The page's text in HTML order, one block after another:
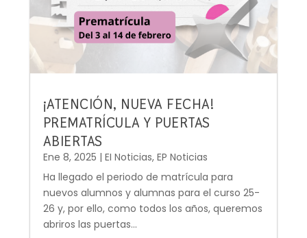
¡ATENCIÓN, NUEVA FECHA!
PREMATRÍCULA Y PUERTAS
ABIERTAS
Ene 8, 2025 | EI Noticias, EP Noticias
Ha llegado el periodo de matrícula para
nuevos alumnos y alumnas para el curso 25-
26 y, por ello, como todos los años, queremos
abriros las puertas...